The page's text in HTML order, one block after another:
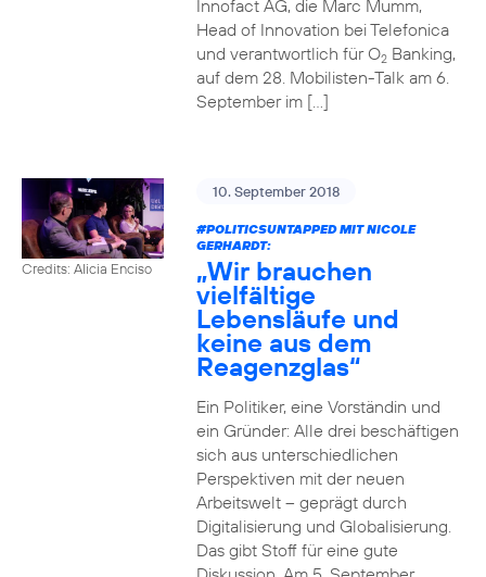
Innofact AG, die Marc Mumm,
Head of Innovation bei Telefonica
und verantwortlich für O2Banking,
auf dem 28. Mobilisten-Talk am 6.
September im […]
Credits: Alicia Enciso
10. September 2018
#POLITICSUNTAPPEDMIT NICOLE
GERHARDT:
„Wir brauchen
vielfältige
Lebensläufe und
keine aus dem
Reagenzglas“
Ein Politiker, eine Vorständin und
ein Gründer: Alle drei beschäftigen
sich aus unterschiedlichen
Perspektiven mit der neuen
Arbeitswelt – geprägt durch
Digitalisierung und Globalisierung.
Das gibt Stoff für eine gute